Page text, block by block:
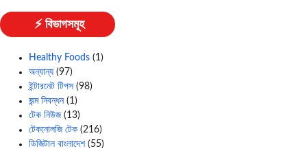
⚡ বিভাগসমূহ
Healthy Foods (1)
অন্যান্য (97)
ইন্টারনেট টিপস (98)
জন্ম নিবন্ধন(1)
টেক নিউজ(13)
টেকনোলজি টেক (216)
ডিজিটাল বাংলাদেশ(55)